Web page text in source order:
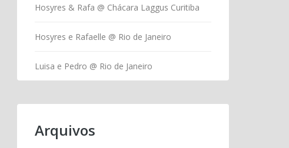
Hosyres & Rafa @ Chácara Laggus Curitiba
Hosyres e Rafaelle @ Rio de Janeiro
Luisa e Pedro @ Rio de Janeiro
Arquivos